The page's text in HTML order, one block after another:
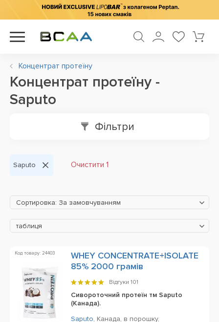
Концентрат протеїну
Концентрат протеїну -
Saputo
Фільтри
Saputo Очистити 1
Сортировка: За замовчуванням
таблиця
Код товару: 24403
WHEY CONCENTRATE+ISOLATE
85% 2000 грамів
Відгуки 101
Cивороточний протеїн тм Saputo
(Канада).
Saputo, Канада, в порошку,